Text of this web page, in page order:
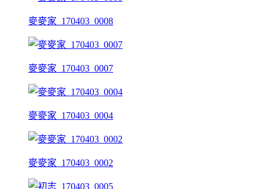
麥麥家_170403_0008
麥麥家_170403_0007
麥麥家_170403_0004
麥麥家_170403_0002